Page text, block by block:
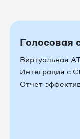
Голосовая
Виртуальная
Интеграция с
Отчет